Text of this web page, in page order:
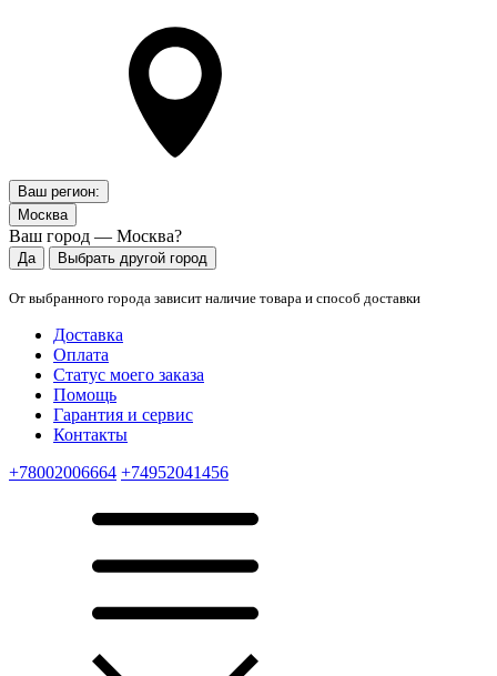
Ваш регион:
Москва
Ваш город — Москва?
Да Выбрать другой город
От выбранного города зависит наличие товара и способ доставки
Доставка
Оплата
Статус моего заказа
Помощь
Гарантия и сервис
Контакты
+78002006664 +74952041456